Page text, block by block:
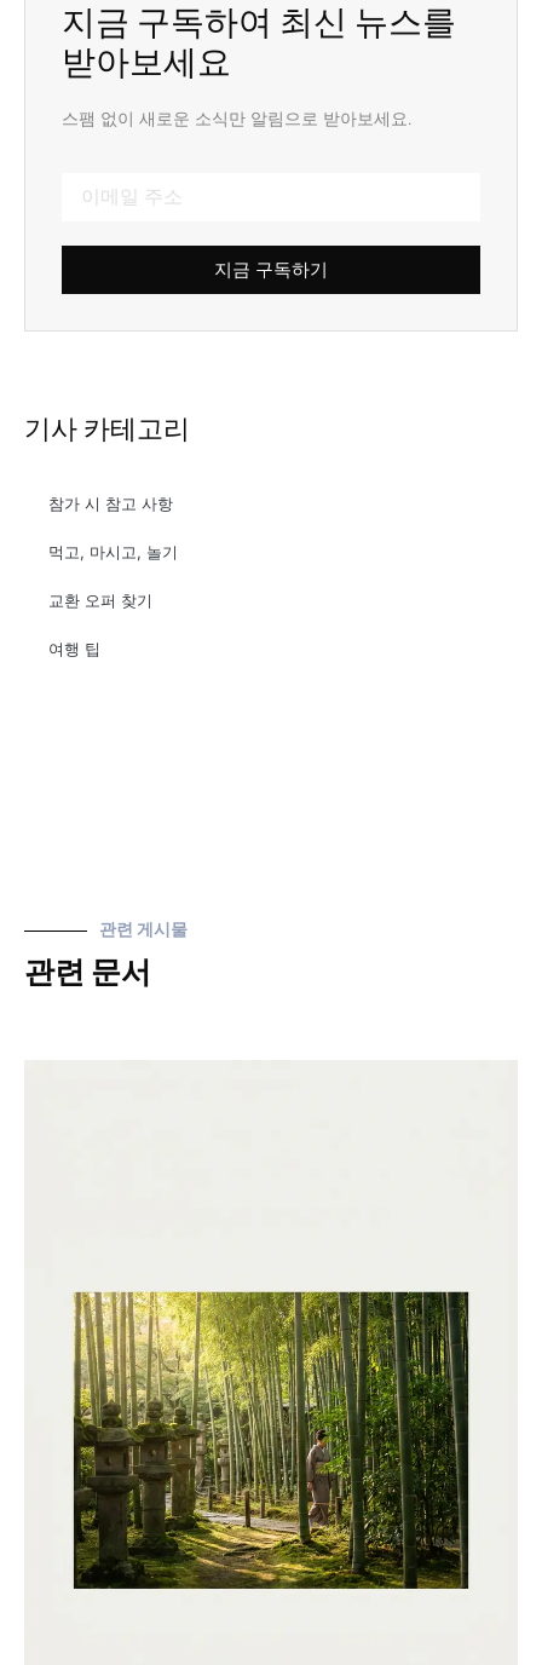
지금 구독하여 최신 뉴스를
받아보세요
스팸 없이 새로운 소식만 알림으로 받아보세요.
지금 구독하기
기사 카테고리
참가 시 참고 사항
먹고, 마시고, 놀기
교환 오퍼 찾기
여행 팁
관련 게시물
관련 문서